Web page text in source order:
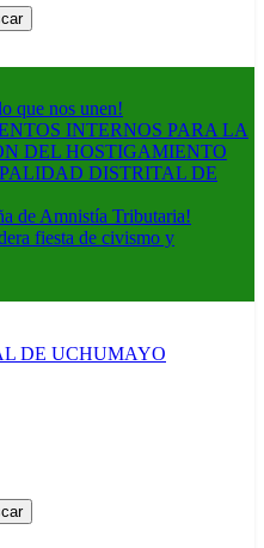
que nos unen!
INTERNOS PARA LA
DEL HOSTIGAMIENTO
DISTRITAL DE
de Amnistía Tributaria!
fiesta de civismo y
UCHUMAYO